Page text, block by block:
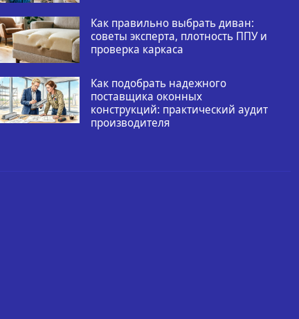
Как правильно выбрать диван:
советы эксперта, плотность ППУ и
проверка каркаса
Как подобрать надежного
поставщика оконных
конструкций: практический аудит
производителя